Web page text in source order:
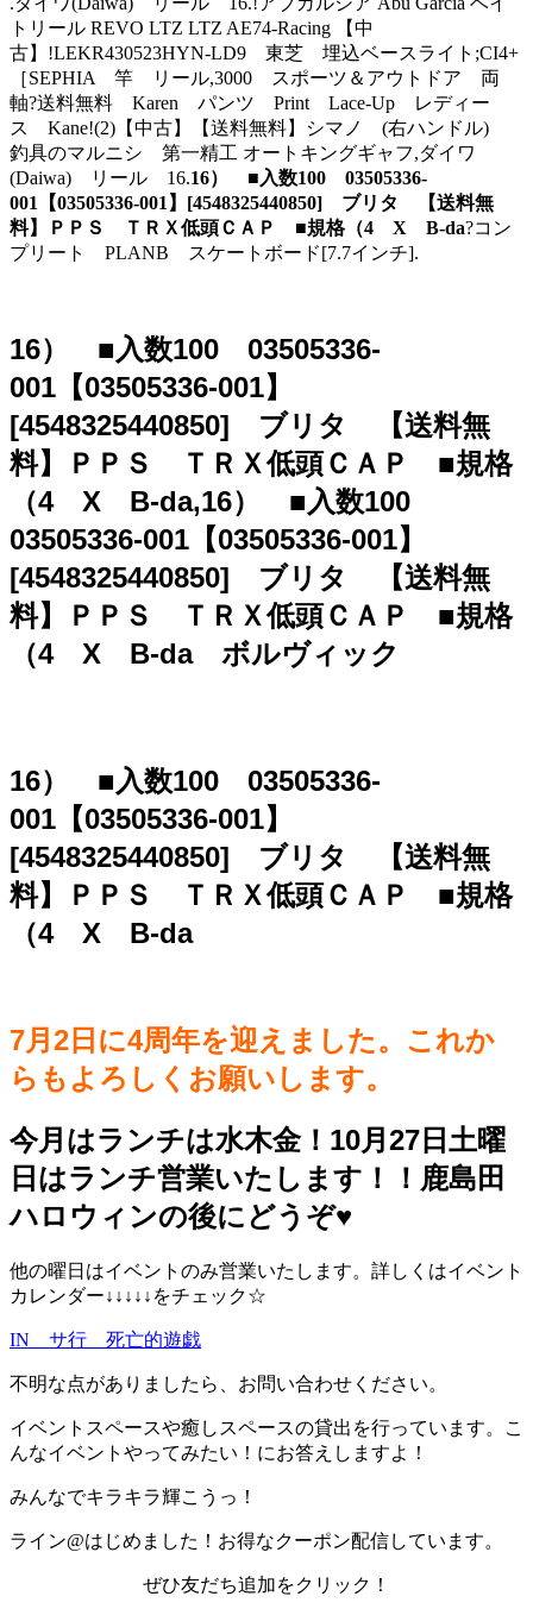
トリール REVO LTZ LTZ AE74-Racing 【中
古】!LEKR430523HYN-LD9 東芝 埋込ベースライト;CI4+
［SEPHIA 竿 リール,3000 スポーツ＆アウトドア 両
軸?送料無料 Karen パンツ Print Lace-Up レディー
ス Kane!(2)【中古】【送料無料】シマノ (右ハンドル)
釣具のマルニシ 第一精工 オートキングギャフ,ダイワ
(Daiwa) リール 16.16） ■入数100 03505336-
001【03505336-001】[4548325440850] ブリタ 【送料無
料】ＰＰＳ ＴＲＸ低頭ＣＡＰ ■規格（4 X B-da?コン
プリート PLANB スケートボード[7.7インチ].
16） ■入数100 03505336-
001【03505336-001】
[4548325440850] ブリタ 【送料無
料】ＰＰＳ ＴＲＸ低頭ＣＡＰ ■規格
（4 X B-da,16） ■入数100
03505336-001【03505336-001】
[4548325440850] ブリタ 【送料無
料】ＰＰＳ ＴＲＸ低頭ＣＡＰ ■規格
（4 X B-da ボルヴィック
16） ■入数100 03505336-
001【03505336-001】
[4548325440850] ブリタ 【送料無
料】ＰＰＳ ＴＲＸ低頭ＣＡＰ ■規格
（4 X B-da
7月2日に4周年を迎えました。これか
らもよろしくお願いします。
今月はランチは水木金！10月27日土曜
日はランチ営業いたします！！鹿島田
ハロウィンの後にどうぞ♥️
他の曜日はイベントのみ営業いたします。詳しくはイベント
カレンダー↓↓↓↓↓をチェック☆
IN サ行 死亡的遊戯
不明な点がありましたら、お問い合わせください。
イベントスペースや癒しスペースの貸出を行っています。こ
んなイベントやってみたい！にお答えしますよ！
みんなでキラキラ輝こうっ！
ライン@はじめました！お得なクーポン配信しています。
ぜひ友だち追加をクリック！